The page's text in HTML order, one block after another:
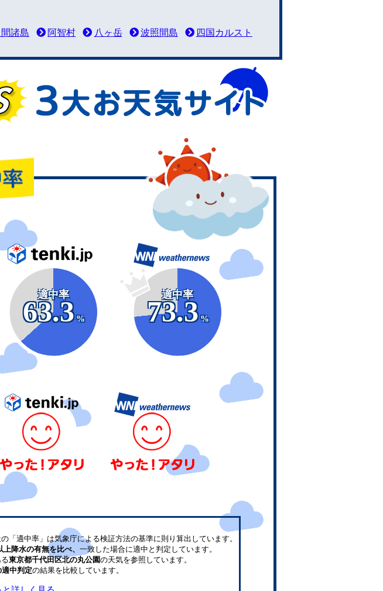
諸島 阿智村 八ヶ岳 波照間島 四国カルスト
適中率
63.3
%
適中率
73.3
%
「適中率」は気象庁による検証方法の基準に則り算出しています。
降水の有無を比べ、 一致した場合に適中と判定しています。
東京都千代田区北の丸公園の天気を参照しています。
中判定の結果を比較しています。